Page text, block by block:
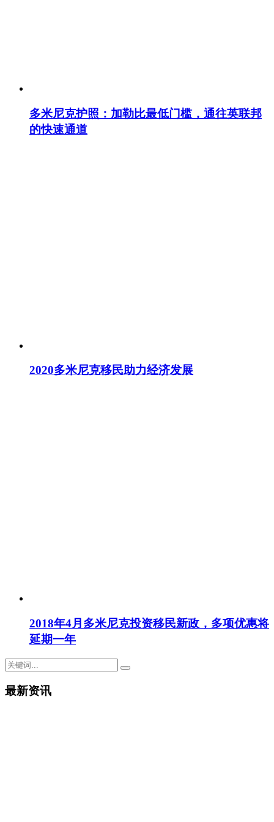
多米尼克护照：加勒比最低门槛，通往英联邦
的快速通道
2020多米尼克移民助力经济发展
2018年4月多米尼克投资移民新政，多项优惠将
延期一年
最新资讯